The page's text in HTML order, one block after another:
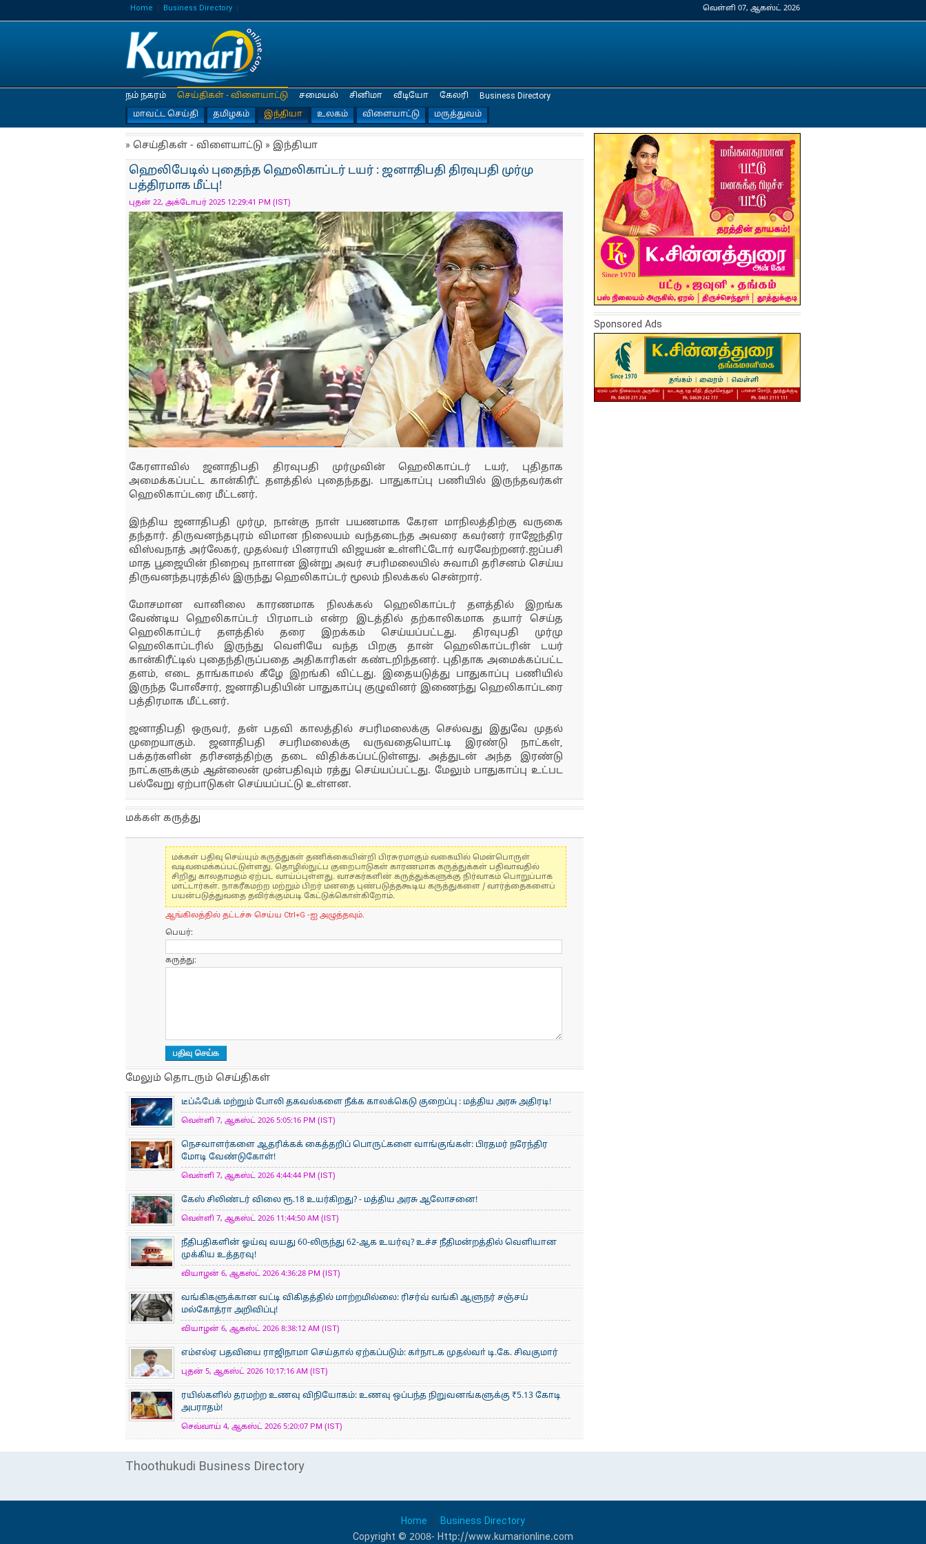
Home Business Directory வெள்ளி 07, ஆகஸ்ட் 2026
நம் நகரம்
செய்திகள் - விளையாட்டு
மாவட்ட செய்தி
தமிழகம் இந்தியா உலகம் விளையாட்டு மருத்துவம்
சமையல் சினிமா வீடியோ கேலரி Business Directory
» செய்திகள் - விளையாட்டு » இந்தியா
ஹெலிபேடில் புதைந்த ஹெலிகாப்டர் டயர் : ஜனாதிபதி திரவுபதி முர்மு
பத்திரமாக மீட்பு!
புதன் 22, அக்டோபர் 2025 12:29:41 PM (IST)
கேரளாவில் ஜனாதிபதி திரவுபதி முர்முவின் ஹெலிகாப்டர் டயர், புதிதாக
அமைக்கப்பட்ட கான்கிரீட் தளத்தில் புதைந்தது. பாதுகாப்பு பணியில் இருந்தவர்கள்
ஹெலிகாப்டரை மீட்டனர்.
இந்திய ஜனாதிபதி முர்மு, நான்கு நாள் பயணமாக கேரள மாநிலத்திற்கு வருகை
தந்தார். திருவனந்தபுரம் விமான நிலையம் வந்தடைந்த அவரை கவர்னர் ராஜேந்திர
விஸ்வநாத் அர்லேகர், முதல்வர் பினராயி விஜயன் உள்ளிட்டோர் வரவேற்றனர்.ஐப்பசி
மாத பூஜையின் நிறைவு நாளான இன்று அவர் சபரிமலையில் சுவாமி தரிசனம் செய்ய
திருவனந்தபுரத்தில் இருந்து ஹெலிகாப்டர் மூலம் நிலக்கல் சென்றார்.
மோசமான வானிலை காரணமாக நிலக்கல் ஹெலிகாப்டர் தளத்தில் இறங்க
வேண்டிய ஹெலிகாப்டர் பிரமாடம் என்ற இடத்தில் தற்காலிகமாக தயார் செய்த
ஹெலிகாப்டர் தளத்தில் தரை இறக்கம் செய்யப்பட்டது. திரவுபதி முர்மு
ஹெலிகாப்டரில் இருந்து வெளியே வந்த பிறகு தான் ஹெலிகாப்டரின் டயர்
கான்கிரீட்டில் புதைந்திருப்பதை அதிகாரிகள் கண்டறிந்தனர். புதிதாக அமைக்கப்பட்ட
தளம், எடை தாங்காமல் கீழே இறங்கி விட்டது. இதையடுத்து பாதுகாப்பு பணியில்
இருந்த போலீசார், ஜனாதிபதியின் பாதுகாப்பு குழுவினர் இணைந்து ஹெலிகாப்டரை
பத்திரமாக மீட்டனர்.
ஜனாதிபதி ஒருவர், தன் பதவி காலத்தில் சபரிமலைக்கு செல்வது இதுவே முதல்
முறையாகும். ஜனாதிபதி சபரிமலைக்கு வருவதையொட்டி இரண்டு நாட்கள்,
பக்தர்களின் தரிசனத்திற்கு தடை விதிக்கப்பட்டுள்ளது. அத்துடன் அந்த இரண்டு
நாட்களுக்கும் ஆன்லைன் முன்பதிவும் ரத்து செய்யப்பட்டது. மேலும் பாதுகாப்பு உட்பட
பல்வேறு ஏற்பாடுகள் செய்யப்பட்டு உள்ளன.
மக்கள் கருத்து
மக்கள் பதிவு செய்யும் கருத்துகள் தணிக்கையின்றி பிரசுரமாகும் வகையில் மென்பொருள்
வடிவமைக்கப்பட்டுள்ளது. தொழில்நுட்ப குறைபாடுகள் காரணமாக கருத்துக்கள் பதிவாவதில்
சிறிது காலதாமதம் ஏற்பட வாய்ப்புள்ளது. வாசகர்களின் கருத்துக்களுக்கு நிர்வாகம் பொறுப்பாக
மாட்டார்கள். நாகரீகமற்ற மற்றும் பிறர் மனதை புண்படுத்தகூடிய கருத்துகளை / வார்த்தைகளைப்
பயன்படுத்துவதை தவிர்க்கும்படி கேட்டுக்கொள்கிறோம்.
ஆங்கிலத்தில் தட்டச்சு செய்ய Ctrl+G -ஐ அழுத்தவும்.
பெயர்:
கருத்து:
மேலும் தொடரும் செய்திகள்
டீப்ஃபேக் மற்றும் போலி தகவல்களை நீக்க காலக்கெடு குறைப்பு : மத்திய அரசு அதிரடி!
வெள்ளி 7, ஆகஸ்ட் 2026 5:05:16 PM (IST)
நெசவாளர்களை ஆதரிக்கக் கைத்தறிப் பொருட்களை வாங்குங்கள்: பிரதமர் நரேந்திர
மோடி வேண்டுகோள்!
வெள்ளி 7, ஆகஸ்ட் 2026 4:44:44 PM (IST)
கேஸ் சிலிண்டர் விலை ரூ.18 உயர்கிறது? - மத்திய அரசு ஆலோசனை!
வெள்ளி 7, ஆகஸ்ட் 2026 11:44:50 AM (IST)
நீதிபதிகளின் ஓய்வு வயது 60-லிருந்து 62-ஆக உயர்வு? உச்ச நீதிமன்றத்தில் வெளியான
முக்கிய உத்தரவு!
வியாழன் 6, ஆகஸ்ட் 2026 4:36:28 PM (IST)
வங்கிகளுக்கான வட்டி விகிதத்தில் மாற்றமில்லை: ரிசர்வ் வங்கி ஆளுநர் சஞ்சய்
மல்கோத்ரா அறிவிப்பு!
வியாழன் 6, ஆகஸ்ட் 2026 8:38:12 AM (IST)
எம்எல்ஏ பதவியை ராஜிநாமா செய்தால் ஏற்கப்படும்: கா்நாடக முதல்வா் டி.கே. சிவகுமார்
புதன் 5, ஆகஸ்ட் 2026 10:17:16 AM (IST)
ரயில்களில் தரமற்ற உணவு விநியோகம்: உணவு ஒப்பந்த நிறுவனங்களுக்கு ₹5.13 கோடி
அபராதம்!
செவ்வாய் 4, ஆகஸ்ட் 2026 5:20:07 PM (IST)
Sponsored Ads
Thoothukudi Business Directory
Home
Business Directory
Copyright © 2008- Http://www.kumarionline.com